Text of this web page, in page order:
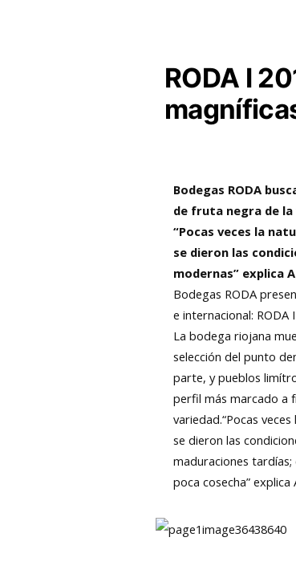
RODA I
Bodegas RODA
de fruta negra de la
“Pocas veces la
se dieron las
modernas” explica
Bodegas RODA
e internacional: RODA
La bodega riojana
selección del punto
parte, y pueblos
perfil más marcado a
variedad.“Pocas
se dieron las
maduraciones tardías;
poca cosecha”